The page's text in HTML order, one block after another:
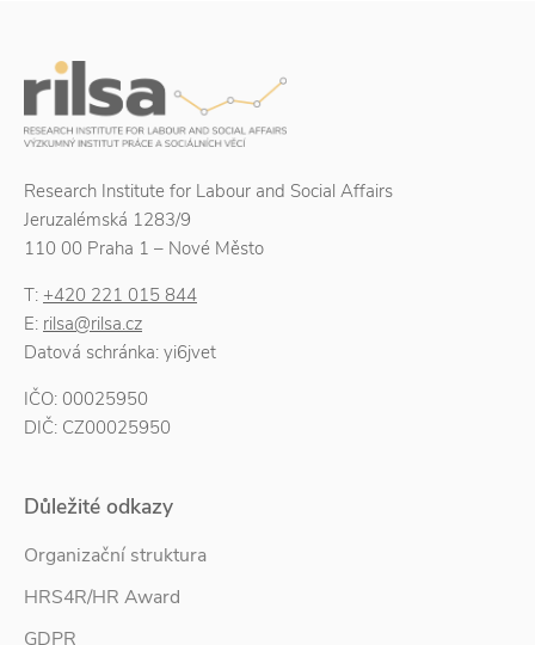
Research Institute for Labour and Social Affairs
Jeruzalémská 1283/9
110 00 Praha 1 – Nové Město
T: +420 221 015 844
E: rilsa@rilsa.cz
Datová schránka: yi6jvet
IČO: 00025950
DIČ: CZ00025950
Důležité odkazy
Organizační struktura
HRS4R/HR Award
GDPR